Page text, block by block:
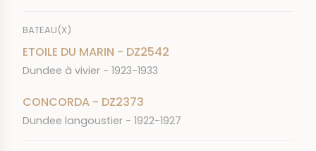
BATEAU(X)
ETOILE DU MARIN - DZ2542
Dundee à vivier - 1923-1933
CONCORDA - DZ2373
Dundee langoustier - 1922-1927